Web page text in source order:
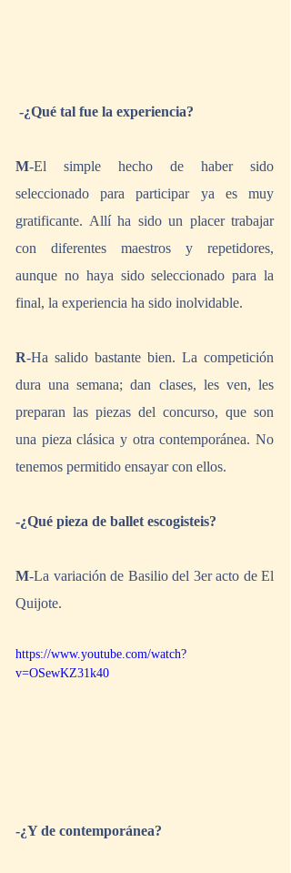
-¿Qué tal fue la experiencia?
M-El simple hecho de haber sido
seleccionado para participar ya es muy
gratificante. Allí ha sido un placer trabajar
con diferentes maestros y repetidores,
aunque no haya sido seleccionado para la
final, la experiencia ha sido inolvidable.
R-Ha salido bastante bien. La competición
dura una semana; dan clases, les ven, les
preparan las piezas del concurso, que son
una pieza clásica y otra contemporánea. No
tenemos permitido ensayar con ellos.
-¿Qué pieza de ballet escogisteis?
M-La variación de Basilio del 3er acto de El
Quijote.
https://www.youtube.com/watch?
v=OSewKZ31k40
-¿Y de contemporánea?